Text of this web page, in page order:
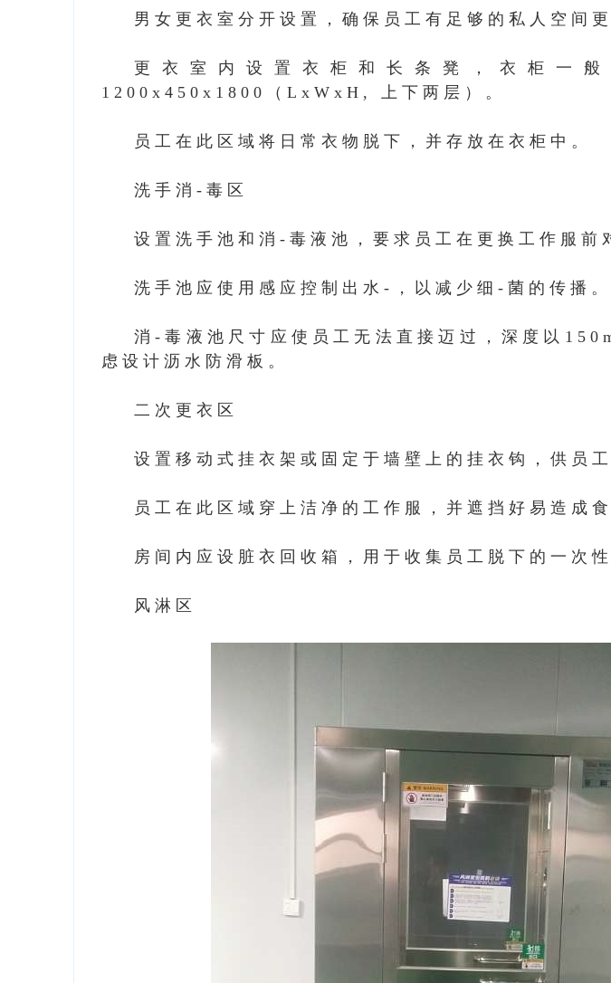
男女更衣室分开设置，确保员工有足够的私人空间更
更衣室内设置衣柜和长条凳，衣柜一
1200x450x1800（LxWxH, 上下两层）。
员工在此区域将日常衣物脱下，并存放在衣柜中。
洗手消-毒区
设置洗手池和消-毒液池，要求员工在更换工作服前
洗手池应使用感应控制出水-，以减少细-菌的传播。
消-毒液池尺寸应使员工无法直接迈过，深度以
虑设计沥水防滑板。
二次更衣区
设置移动式挂衣架或固定于墙壁上的挂衣钩，供员
员工在此区域穿上洁净的工作服，并遮挡好易造成
房间内应设脏衣回收箱，用于收集员工脱下的一次
风淋区